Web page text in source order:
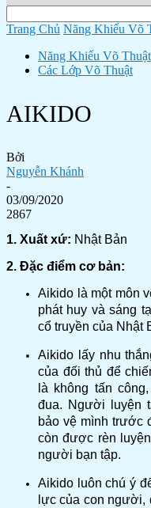
Trang Chủ Năng Khiếu Võ
Năng Khiếu Võ Thuật
Các Lớp Võ Thuật
AIKIDO
Bởi
Nguyễn Khánh
-
03/09/2020
2867
1. Xuất xứ: Nhật Bản
2. Đặc điểm cơ bản:
Aikido là một môn
phát huy và sáng
cổ truyền của Nhật
Aikido lấy nhu
của đối thủ để
là không tấn
đua. Người luyện
bảo vệ mình trước
còn được rèn
người bạn tập.
Aikido luôn chú ý
lực của con